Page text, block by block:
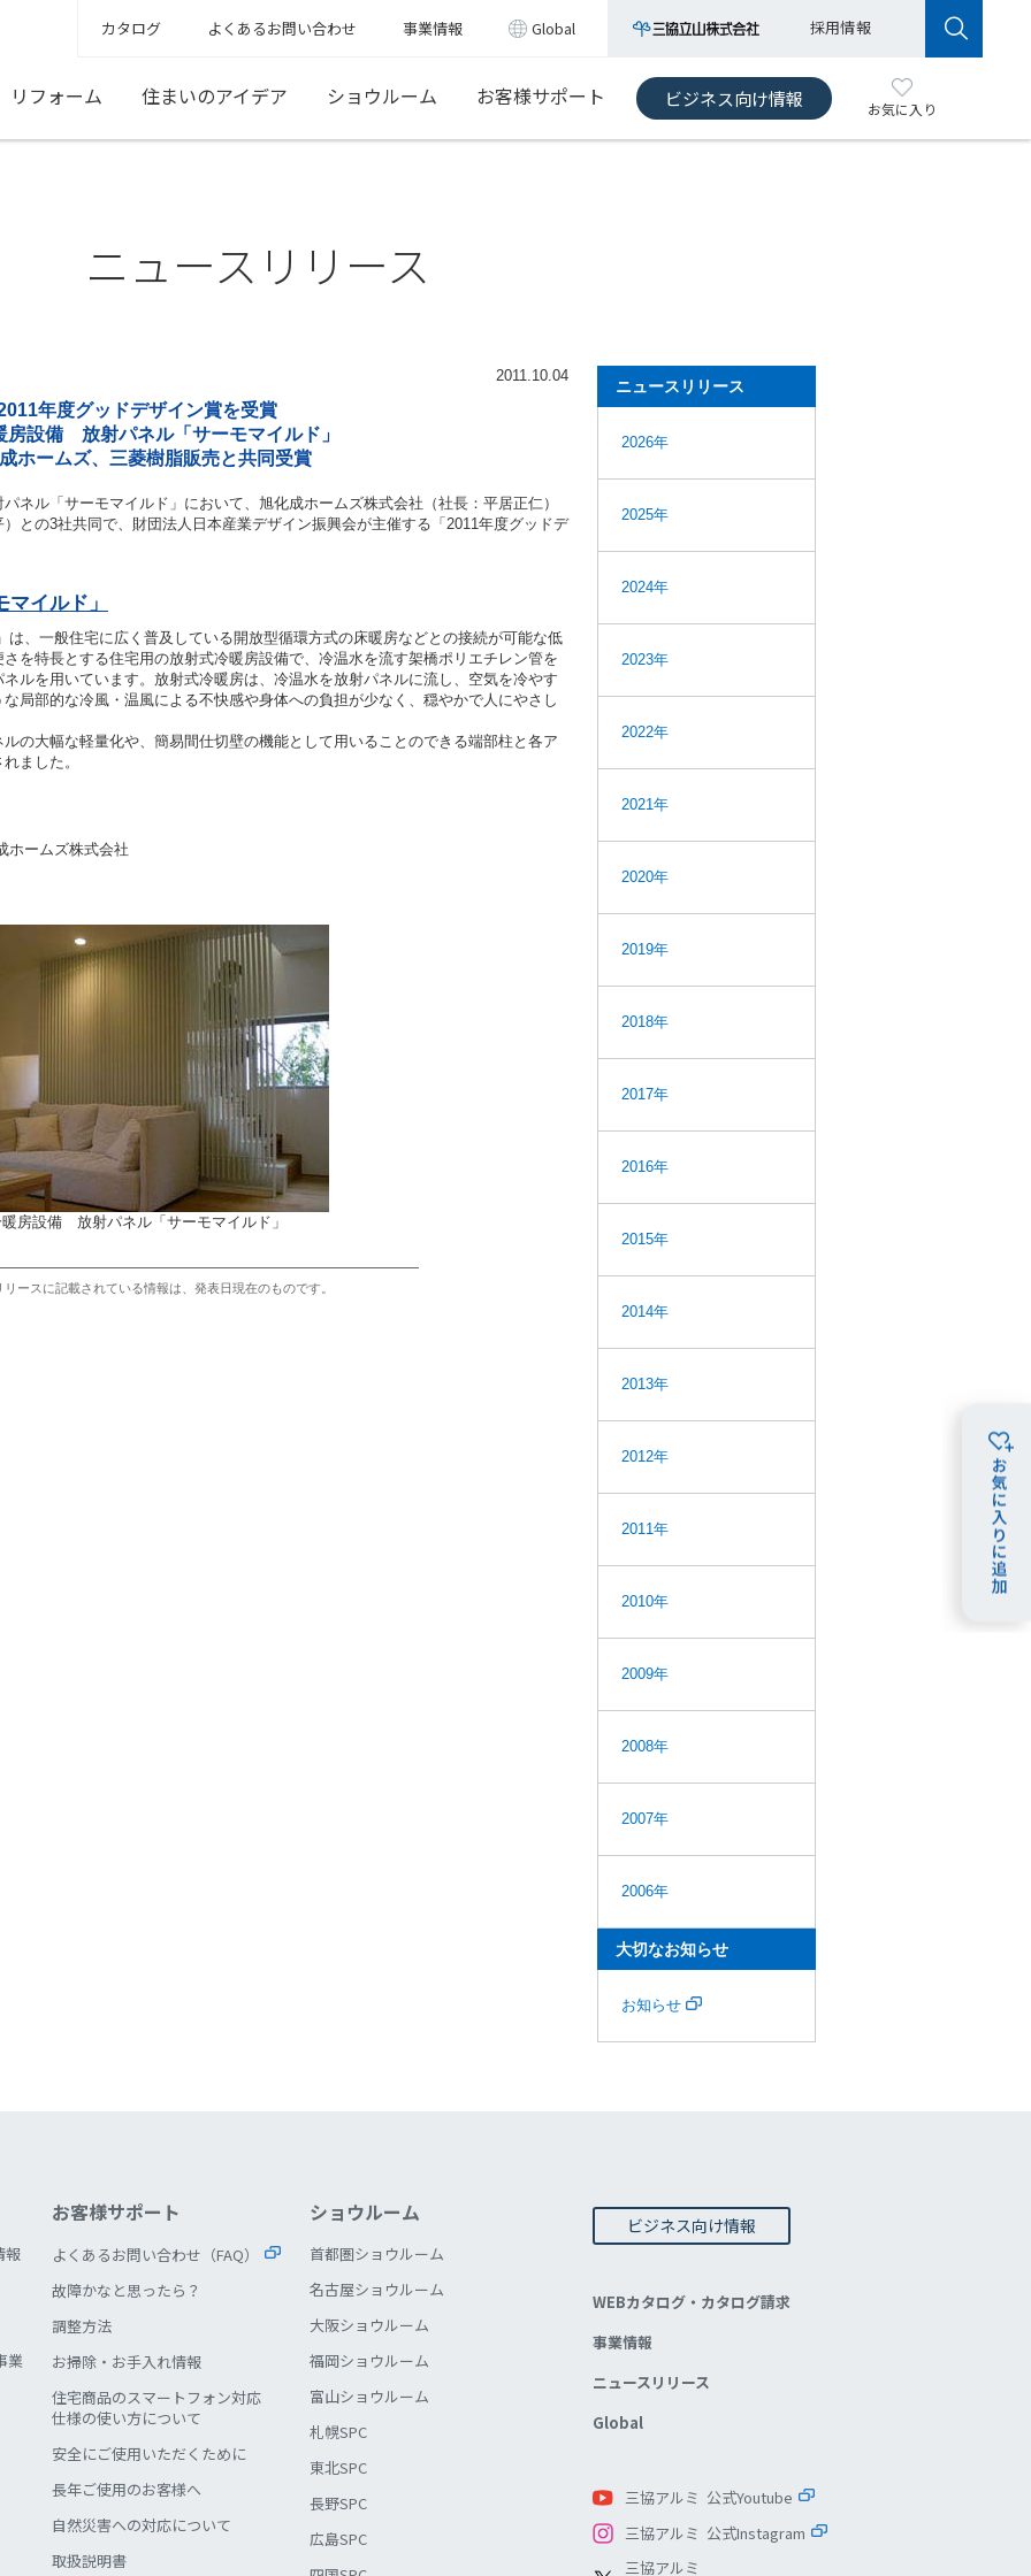
カタログ よくあるお問い合わせ 事業情報 Global 採用情報
リフォーム 住まいのアイデア ショウルーム お客様サポート ビジネス向け情報 お気に入り
ニュースリリース
2011.10.04
年度グッドデザイン賞を受賞
房設備 放射パネル「サーモマイルド」
ホームズ、三菱樹脂販売と共同受賞
ル「サーモマイルド」において、旭化成ホームズ株式会社（社長：平居正仁）
との3社共同で、財団法人日本産業デザイン振興会が主催する「2011年度グッドデ
イルド」
、一般住宅に広く普及している開放型循環方式の床暖房などとの接続が可能な低
を特長とする住宅用の放射式冷暖房設備で、冷温水を流す架橋ポリエチレン管を
ルを用いています。放射式冷暖房は、冷温水を放射パネルに流し、空気を冷やす
局部的な冷風・温風による不快感や身体への負担が少なく、穏やかで人にやさし
の大幅な軽量化や、簡易間仕切壁の機能として用いることのできる端部柱と各ア
ました。
ホームズ株式会社
房設備 放射パネル「サーモマイルド」
ースに記載されている情報は、発表日現在のものです。
ニュースリリース
2026年
2025年
2024年
2023年
2022年
2021年
2020年
2019年
2018年
2017年
2016年
2015年
2014年
2013年
2012年
2011年
2010年
2009年
2008年
2007年
2006年
大切なお知らせ
お知らせ
報
業
お客様サポート
よくあるお問い合わせ（FAQ）
故障かなと思ったら？
調整方法
お掃除・お手入れ情報
住宅商品のスマートフォン対応
仕様の使い方について
安全にご使用いただくために
長年ご使用のお客様へ
自然災害への対応について
取扱説明書
ショウルーム
首都圏ショウルーム
名古屋ショウルーム
大阪ショウルーム
福岡ショウルーム
富山ショウルーム
札幌SPC
東北SPC
長野SPC
広島SPC
ビジネス向け情報
WEBカタログ・カタログ請求
事業情報
ニュースリリース
Global
三協アルミ 公式Youtube
三協アルミ 公式Instagram
三協アルミ